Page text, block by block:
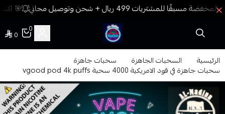
🎯
فيب المدينة
0
0
الرئيسية السحبات الجاهزة سحبات جاهزة
سحبات جاهزة في قود الامريكية 4000 سحبة vgood pod 4k puffs